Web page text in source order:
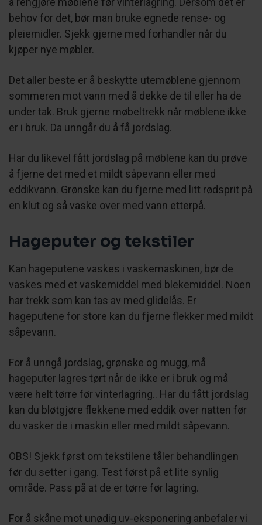
behov for det, bør man bruke egnede rense- og
pleiemidler. Sjekk gjerne med forhandler når du
kjøper nye møbler.
Det aller beste er å beskytte utemøblene gjennom
sommeren mot vann med å dekke de til eller ha de
under tak. Bruk gjerne møbeltrekk når møblene ikke
er i bruk. Da unngår du å få jordslag.
Har du likevel fått jordslag på møblene kan du prøve
å fjerne det med et mildt såpevann eller med
eddikvann. Grønske kan du fjerne med litt rødsprit på
en klut og så vaske over med vann etterpå.
Hageputer og tekstiler
Kan hageputene vaskes i vaskemaskinen, bør de
vaskes med et vaskemiddel med blekemiddel. Noen
har trekk som kan tas av med glidelås. Er
hageputene for store kan du fjerne flekker med mildt
såpevann.
For å unngå jordslag, grønske og mugg, må
hageputer lagres tørt når de ikke er i bruk og må
være helt tørre før vinterlagring.. Har du fått jordslag
kan du bløtgjøre flekkene med eddik over natten før
du vasker de i maskin eller med mildt såpevann.
OBS! Sjekk først om tekstilene tåler behandlingen
før du setter i gang. Test først på et lite synlig
område. Pass på at de er tørre før lagring.
For å skåne mot unødig uv-eksponering anbefaler vi